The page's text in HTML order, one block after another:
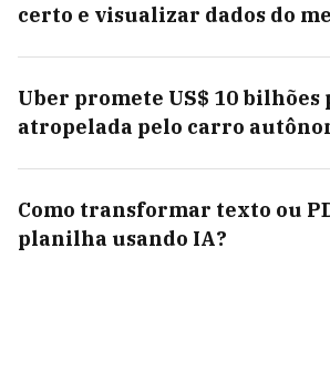
certo e visualizar dados do
Uber promete US$ 10 bilhões
atropelada pelo carro
Como transformar texto ou
planilha usando IA?